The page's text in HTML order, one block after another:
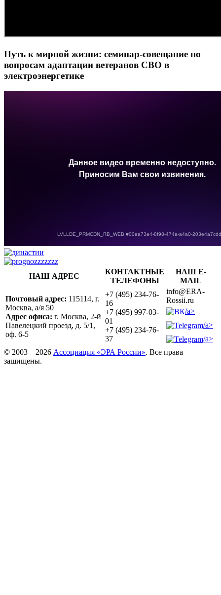
Путь к мирной жизни: семинар-совещание по
вопросам адаптации ветеранов СВО в
электроэнергетике
НАШ АДРЕС
КОНТАКТНЫЕ
ТЕЛЕФОНЫ
НАШ E-
MAIL
Почтовый адрес: 115114, г.
Москва, а/я 50
Адрес офиса: г. Москва, 2-й
Павелецкий проезд, д. 5/1,
оф. 6-5
+7 (495) 234-76-
16
+7 (495) 997-03-
01
+7 (495) 234-76-
37
info@ERA-
Rossii.ru
/a>
/a>
/a>
© 2003 – 2026 Ассоциация «ЭРА России». Все права
защищены.